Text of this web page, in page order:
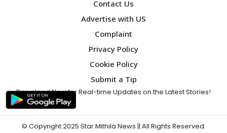
Contact Us
Advertise with US
Complaint
Privacy Policy
Cookie Policy
Submit a Tip
Download Now for Real-time Updates on the Latest Stories!
© Copyright 2025 Star Mithila News || All Rights Reserved.